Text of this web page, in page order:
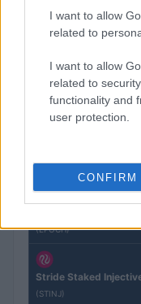
I want to allow
related to
I want to allow
related to
functionality and
user protection.
CONFIRM
(PAXG)
BTC
(KBTC)
(STEAKEURCV)
(EPOCH)
Stride Staked
(STINJ)